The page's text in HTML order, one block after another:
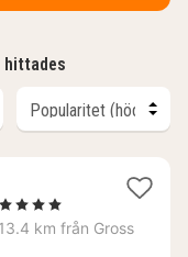
hittades
1
natt
, 4 Stjärnor
13.4 km från Gross